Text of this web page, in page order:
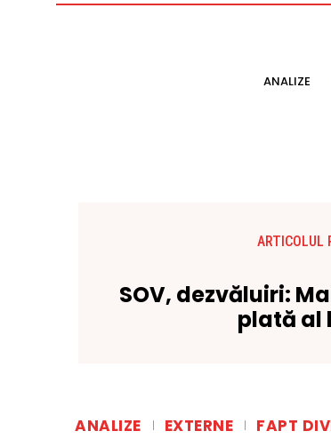
ANALIZE
ARTICOLUL
SOV, dezvăluiri:
plată al